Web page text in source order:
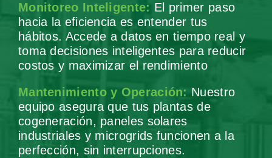
Monitoreo Inteligente: El primer paso
hacia la eficiencia es entender tus
hábitos. Accede a datos en tiempo real y
toma decisiones inteligentes para reducir
costos y maximizar el rendimiento
Mantenimiento y Operación: Nuestro
equipo asegura que tus plantas de
cogeneración, paneles solares
industriales y microgrids funcionen a la
perfección, sin interrupciones.